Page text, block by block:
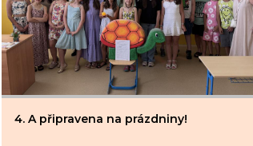
4. A připravena na prázdniny!